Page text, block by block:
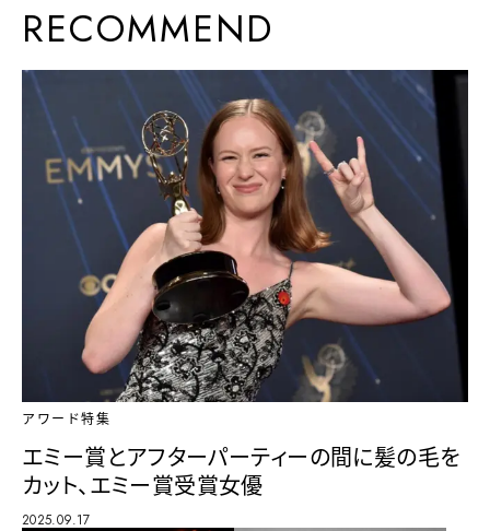
RECOMMEND
アワード特集
エミー賞とアフターパーティーの間に髪の毛を
カット、エミー賞受賞女優
2025.09.17